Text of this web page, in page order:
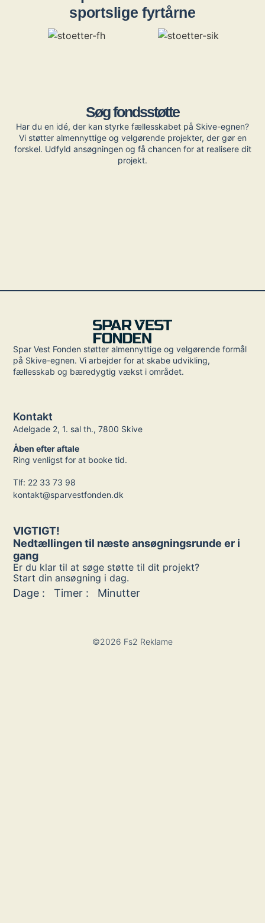
sportslige fyrtårne
Søg fondsstøtte
Har du en idé, der kan styrke fællesskabet på Skive-egnen?
Vi støtter almennyttige og velgørende projekter, der gør en
forskel. Udfyld ansøgningen og få chancen for at realisere dit
projekt.
Spar Vest Fonden støtter almennyttige og velgørende formål
på Skive-egnen. Vi arbejder for at skabe udvikling,
fællesskab og bæredygtig vækst i området.
Kontakt
Adelgade 2, 1. sal th., 7800 Skive
Åben efter aftale
Ring venligst for at booke tid.
Tlf: 22 33 73 98
kontakt@sparvestfonden.dk
VIGTIGT!
Nedtællingen til næste ansøgningsrunde er i
gang
Er du klar til at søge støtte til dit projekt?
Start din ansøgning i dag.
Dage : Timer : Minutter
©2026 Fs2 Reklame